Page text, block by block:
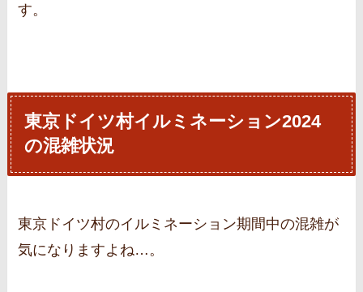
す。
東京ドイツ村イルミネーション2024
の混雑状況
東京ドイツ村のイルミネーション期間中の混雑が
気になりますよね…。